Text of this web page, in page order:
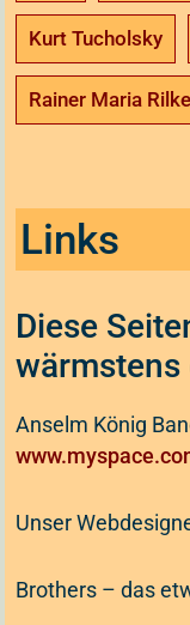
Kurt Tucholsky
Rainer Maria Rilke
Links
Diese
Anselm König
Unser
Brothers – das